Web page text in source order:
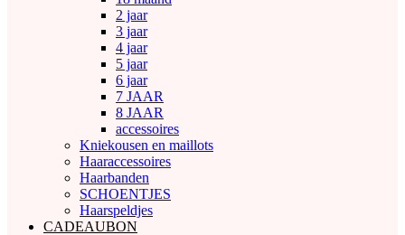
2 jaar
3 jaar
4 jaar
5 jaar
6 jaar
7 JAAR
8 JAAR
accessoires
Kniekousen en maillots
Haaraccessoires
Haarbanden
SCHOENTJES
Haarspeldjes
CADEAUBON